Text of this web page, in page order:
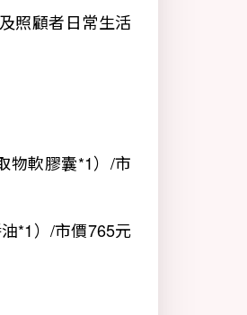
照顧者日常生活
物軟膠囊*1）/市
*1）/市價765元